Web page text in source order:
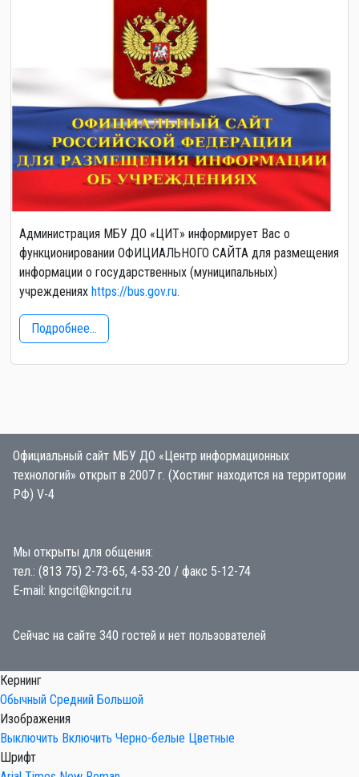
Администрация МБУ ДО «ЦИТ» информирует Вас о
функционировании ОФИЦИАЛЬНОГО САЙТА для размещения
информации о государственных (муниципальных)
учреждениях https://bus.gov.ru.
Подробнее...
Официальный сайт МБУ ДО «Центр информационных
технологий» открыт в 2007 г. (Хостинг находится на территории
РФ) V-4
Мы открыты для общения:
тел.: (813 75) 2-73-65, 4-53-20 / факс 5-12-74
E-mail: kngcit@kngcit.ru
Сейчас на сайте 340 гостей и нет пользователей
Кернинг
Обычный Средний Большой
Изображения
Выключить Включить Черно-белые Цветные
Шрифт